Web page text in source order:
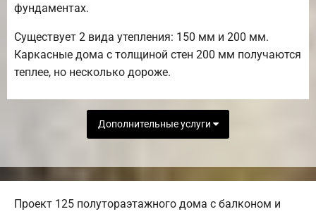
фундаментах.
Существует 2 вида утепления: 150 мм и 200 мм.
Каркасные дома с толщиной стен 200 мм получаются
теплее, но несколько дороже.
Дополнительные услуги
Проект 125 полутораэтажного дома с балконом и